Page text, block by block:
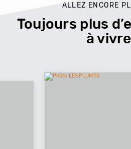
ALLEZ ENCORE
Toujours plus
à